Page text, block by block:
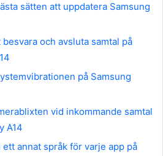
sätten att uppdatera Samsung
och avsluta samtal på
på Samsung
vid inkommande samtal
A14
annat språk för varje app på